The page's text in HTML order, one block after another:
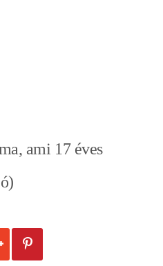
ami 17 éves